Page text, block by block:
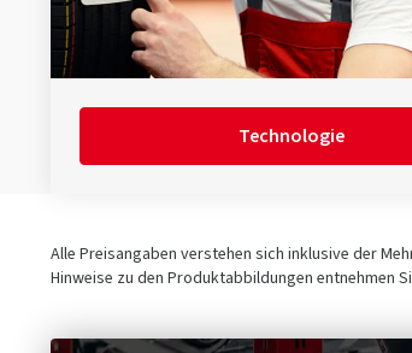
Technologie
Alle Preisangaben verstehen sich inklusive der
Hinweise zu den Produktabbildungen entnehmen